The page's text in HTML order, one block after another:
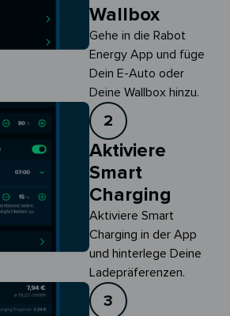
Wallbox
Gehe in die Rabot
Energy App und füge
Dein E-Auto oder
Deine Wallbox hinzu.
2
Aktiviere
Smart
Charging
Aktiviere Smart
Charging in der App
und hinterlege Deine
Ladepräferenzen.
3